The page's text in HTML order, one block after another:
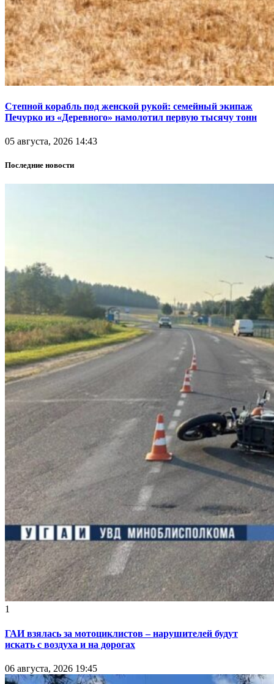
Степной корабль под женской рукой: семейный экипаж
Печурко из «Деревного» намолотил первую тысячу тонн
05 августа, 2026 14:43
Последние новости
1
ГАИ взялась за мотоциклистов – нарушителей будут
искать с воздуха и на дорогах
06 августа, 2026 19:45